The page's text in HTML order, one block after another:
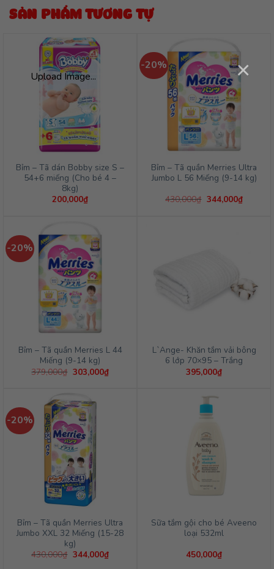
Upload Image... ×
SẢN PHẨM TƯƠNG TỰ
Bỉm – Tã dán Bobby size S –
54+6 miếng (Cho bé 4 –
8kg)
200,000₫
-20%
Bỉm – Tã quần Merries Ultra
Jumbo L 56 Miếng (9-14 kg)
430,000₫ Giá
344,000₫Giá
hiện
-20%
Bỉm – Tã quần Merries L 44
Miếng (9-14 kg)
379,000₫ Giá
303,000₫Giá
hiện
L`Ange- Khăn tắm vải bông
6 lớp 70×95 – Trắng
395,000₫
-20%
Bỉm – Tã quần Merries Ultra
Jumbo XXL 32 Miếng (15-28
kg)
430,000₫ Giá
344,000₫Giá
hiện
Sữa tắm gội cho bé Aveeno
loại 532ml
450,000₫